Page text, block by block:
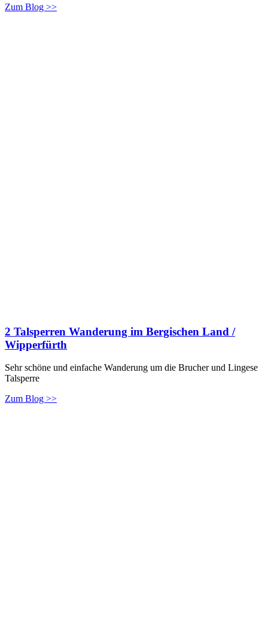
Zum Blog >>
2 Talsperren Wanderung im Bergischen Land /
Wipperfürth
Sehr schöne und einfache Wanderung um die Brucher und Lingese
Talsperre
Zum Blog >>